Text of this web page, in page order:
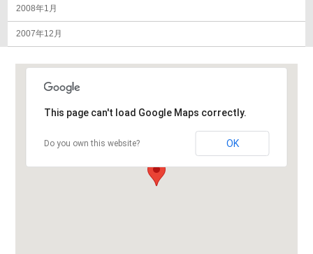
2008年1月
2007年12月
This page can't load Google Maps correctly.
Do you own this website? OK